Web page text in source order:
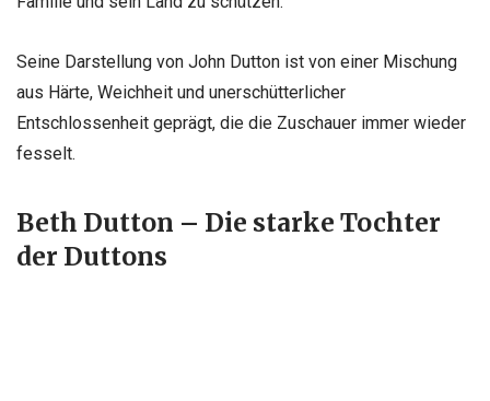
Seine Darstellung von John Dutton ist von einer Mischung
aus Härte, Weichheit und unerschütterlicher
Entschlossenheit geprägt, die die Zuschauer immer wieder
fesselt.
Beth Dutton – Die starke Tochter
der Duttons